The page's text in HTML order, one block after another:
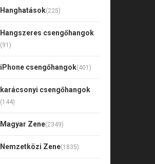
Hanghatások(225)
Hangszeres csengőhangok
(91)
iPhone csengőhangok(401)
karácsonyi csengőhangok
(144)
Magyar Zene(2349)
Nemzetközi Zene(1835)